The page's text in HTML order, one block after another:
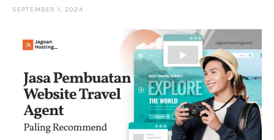
SEPTEMBER 1, 2024